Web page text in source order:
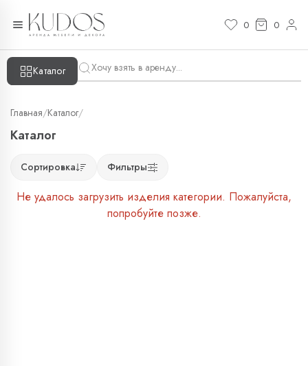
0 0
Каталог
Главная/Каталог/
Каталог
Сортировка Фильтры
Не удалось загрузить изделия категории. Пожалуйста,
попробуйте позже.